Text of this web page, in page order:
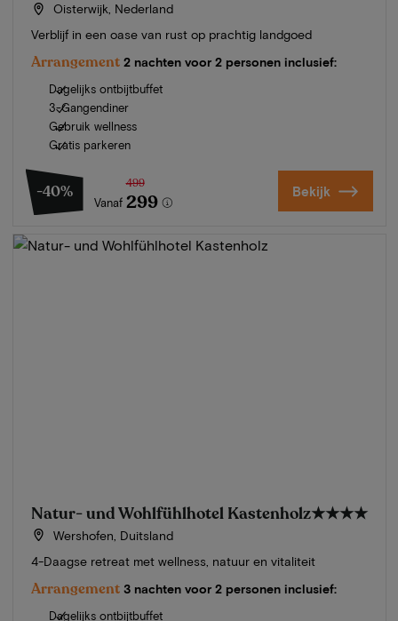
Oisterwijk, Nederland
Verblijf in een oase van rust op prachtig landgoed
Arrangement 2 nachten voor 2 personen inclusief:
Dagelijks ontbijtbuffet
3-Gangendiner
Gebruik wellness
Gratis parkeren
-40%
Vanaf
499
299 Bekijk
Natur- und Wohlfühlhotel Kastenholz★★★★
Wershofen, Duitsland
4-Daagse retreat met wellness, natuur en vitaliteit
Arrangement 3 nachten voor 2 personen inclusief:
Dagelijks ontbijtbuffet